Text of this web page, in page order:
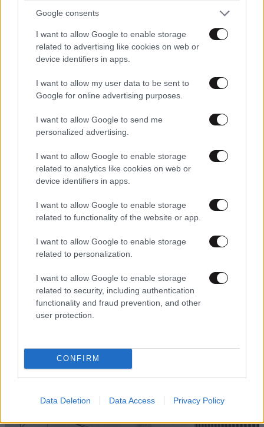
Google consents
I want to allow Google to enable storage
related to advertising like cookies on web or
device identifiers in apps.
I want to allow my user data to be sent to
Google for online advertising purposes.
I want to allow Google to send me
personalized advertising.
I want to allow Google to enable storage
related to analytics like cookies on web or
device identifiers in apps.
I want to allow Google to enable storage
related to functionality of the website or app.
I want to allow Google to enable storage
related to personalization.
I want to allow Google to enable storage
related to security, including authentication
functionality and fraud prevention, and other
user protection.
CONFIRM
Data Deletion Data Access Privacy Policy
ΚΟΣΜΟΣ2 ω. πριν
στη Ρωσία για τα Ποινικά Δικαστήρια –
Ανάμεσά τους και η Ελλάδα